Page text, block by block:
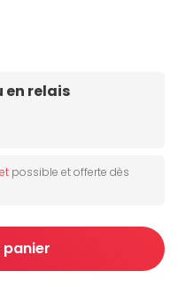
en relais
possible et offerte dès